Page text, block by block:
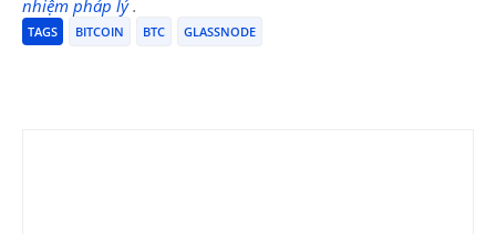
nhiệm pháp lý.
TAGS BITCOIN BTC GLASSNODE